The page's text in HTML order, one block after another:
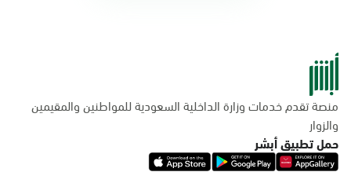
منصة تقدم خدمات وزارة الداخلية السعودية للمواطنين والمقيمين
والزوار
حمل تطبيق أبشر